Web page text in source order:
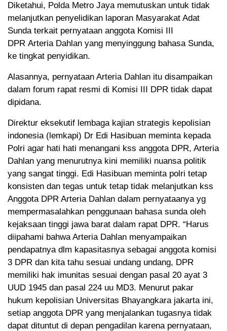
Diketahui, Polda Metro Jaya memutuskan untuk tidak
melanjutkan penyelidikan laporan Masyarakat Adat
Sunda terkait pernyataan anggota Komisi III
DPR Arteria Dahlan yang menyinggung bahasa Sunda,
ke tingkat penyidikan.
Alasannya, pernyataan Arteria Dahlan itu disampaikan
dalam forum rapat resmi di Komisi III DPR tidak dapat
dipidana.
Direktur eksekutif lembaga kajian strategis kepolisian
indonesia (lemkapi) Dr Edi Hasibuan meminta kepada
Polri agar hati hati menangani kss anggota DPR, Arteria
Dahlan yang menurutnya kini memiliki nuansa politik
yang sangat tinggi. Edi Hasibuan meminta polri tetap
konsisten dan tegas untuk tetap tidak melanjutkan kss
Anggota DPR Arteria Dahlan dalam pernyataanya yg
mempermasalahkan penggunaan bahasa sunda oleh
kejaksaan tinggi jawa barat dalam rapat DPR. “Harus
diipahami bahwa Arteria Dahlan menyampaikan
pendapatnya dlm kapasitasnya sebagai anggota komisi
3 DPR dan kita tahu sesuai undang undang, DPR
memiliki hak imunitas sesuai dengan pasal 20 ayat 3
UUD 1945 dan pasal 224 uu MD3. Menurut pakar
hukum kepolisian Universitas Bhayangkara jakarta ini,
setiap anggota DPR yang menjalankan tugasnya tidak
dapat dituntut di depan pengadilan karena pernyataan,